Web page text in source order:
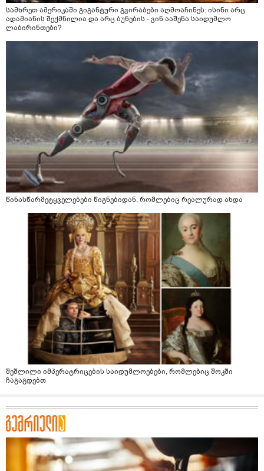
სამხრეთ ამერიკაში გიგანტური გვირაბები აღმოაჩინეს: ისინი არც
ადამიანის შექმნილია და არც ბუნების - ვინ ააშენა საიდუმლო
ლაბირინთები?
წინასწარმეტყველებები წიგნებიდან, რომლებიც რეალურად ახდა
შეშლილი იმპერატრიცების საიდუმლოებები, რომლებიც შოკში
ჩაგაგდებთ